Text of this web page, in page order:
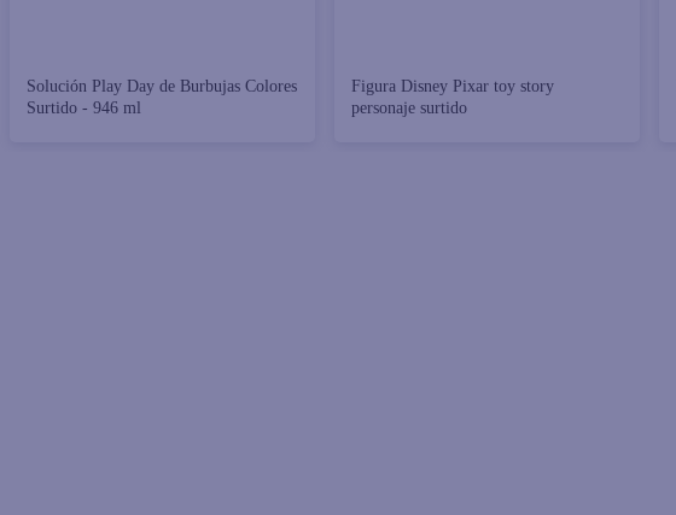
Solución Play Day de Burbujas Colores
Surtido - 946 ml
Figura Disney Pixar toy story
personaje surtido